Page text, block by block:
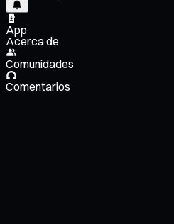
App
Acerca de
Comunidades
Comentarios